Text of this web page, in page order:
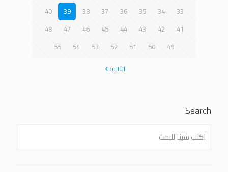
33
34
35
36
37
38
39
40
41
42
43
44
45
46
47
48
49
50
51
52
53
54
55
التالية
Search